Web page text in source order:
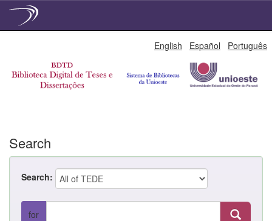
English Español Português
Search
Search:
for